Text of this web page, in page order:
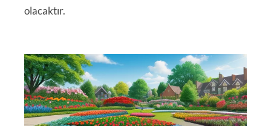
olacaktır.